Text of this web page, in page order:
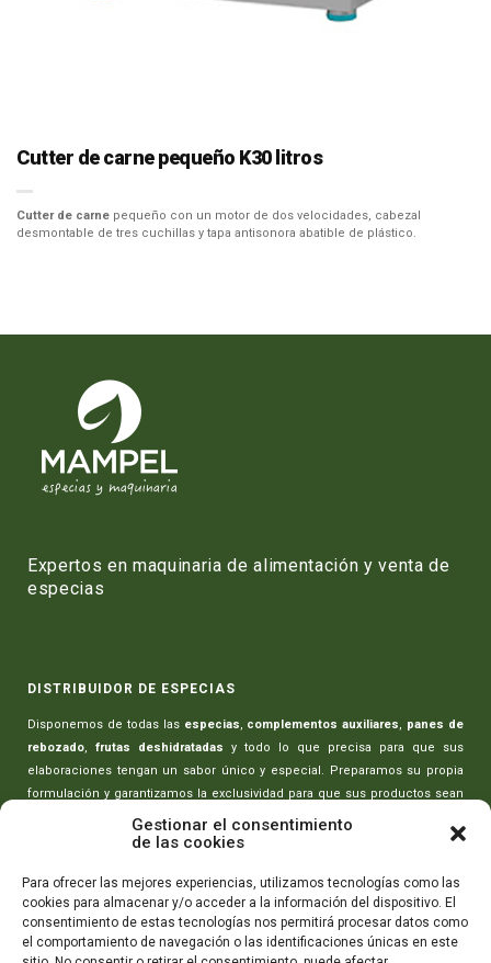
Gestionar el consentimiento
de las cookies
Para ofrecer las mejores experiencias, utilizamos tecnologías como las
cookies para almacenar y/o acceder a la información del dispositivo. El
consentimiento de estas tecnologías nos permitirá procesar datos como
el comportamiento de navegación o las identificaciones únicas en este
Cutter de carne pequeño K30 litros
Cutter de carne pequeño con un motor de dos velocidades, cabezal
desmontable de tres cuchillas y tapa antisonora abatible de plástico.
Expertos en maquinaria de alimentación y venta de
especias
DISTRIBUIDOR DE ESPECIAS
Disponemos de todas las especias, complementos auxiliares, panes de
rebozado, frutas deshidratadas y todo lo que precisa para que sus
elaboraciones tengan un sabor único y especial. Preparamos su propia
formulación y garantizamos la exclusividad para que sus productos sean
Toda la maquinaria necesaria para realizar sus elaboraciones:picadoras
de carne,amasadoras-mezcladoras, máquinas rellenado de embutidos,
máquinas de envasado,cortadoras de embutidosy todo lo que necesita